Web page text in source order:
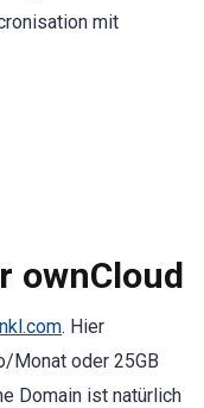
mit
ownCloud
. Hier
Monat oder 25GB
Domain ist natürlich